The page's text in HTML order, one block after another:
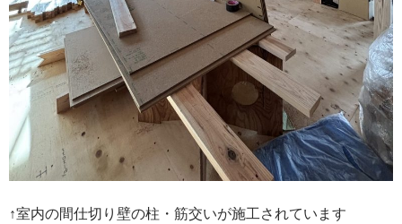
↑室内の間仕切り壁の柱・筋交いが施工されています